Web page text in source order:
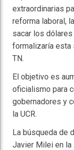
extraordinarias
reforma laboral,
sacar los dólares
formalizaría esta
TN.
El objetivo es
oficialismo para
gobernadores y
la UCR.
La búsqueda de
Javier Milei en la